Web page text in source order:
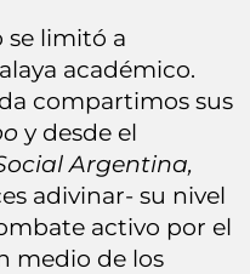
se limitó a
académico.
compartimos sus
y desde el
Argentina,
adivinar- su nivel
activo por el
medio de los